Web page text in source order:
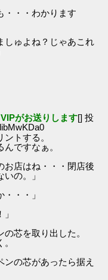
・・・わかります
しゅよね？じゃあこれ
がお送りします[] 投
トする。
ですなぁ。
お店はね・・・閉店後
の。」
・・」
芯を取り出した。
の芯があったら据え